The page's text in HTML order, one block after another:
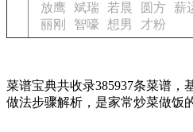
放鹰
斌瑞 若晨 圆方 薪
丽刚
智嚎 想男 才粉
菜谱宝典共收录385937条菜谱，
做法步骤解析，是家常炒菜做饭